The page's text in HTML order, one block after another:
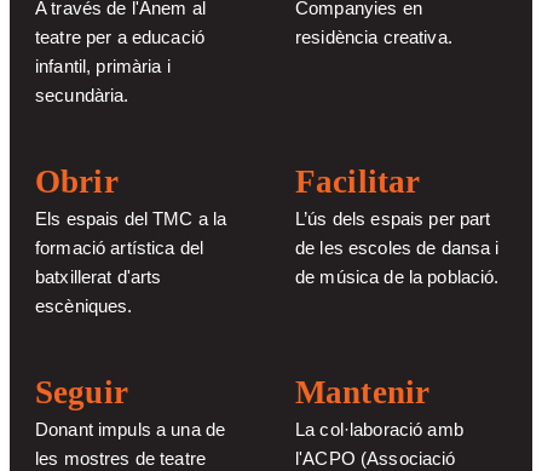
A través de l'Anem al
teatre per a educació
infantil, primària i
secundària.
Companyies en
residència creativa.
Obrir
Els espais del TMC a la
formació artística del
batxillerat d'arts
escèniques.
Facilitar
L’ús dels espais per part
de les escoles de dansa i
de música de la població.
Seguir
Donant impuls a una de
les mostres de teatre
Mantenir
La col·laboració amb
l'ACPO (Associació